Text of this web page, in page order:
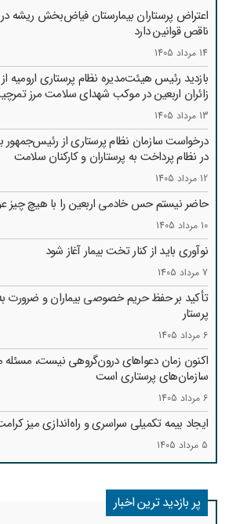
اعتراض پرستاران بیمارستان فیاض‌بخش ریشه
ناقص قوانین دارد
14 مرداد 1405
بازدید رئیس هیئت‌مدیره نظام پرستاری ارومیه
زائران اربعین در موکب شهدای سلامت مرز
13 مرداد 1405
درخواست سازمان نظام پرستاری از رئیس‌جمهور
در نظام پرداخت به پرستاران و کارکنان سلامت
12 مرداد 1405
حاضر نیستم حس خادمی اربعین را با هیچ چیز
10 مرداد 1405
نوآوری باید از کنار تخت بیمار آغاز شود
7 مرداد 1405
تأکید بر حفظ حریم خصوصی بیماران و ضرورت
پرستار
6 مرداد 1405
اکنون زمان دعواهای درون‌گروهی نیست، مسئله
سازمان‌های پرستاری است
6 مرداد 1405
ایجاد بیمه تکمیلی سراسری و راه‌اندازی میز
5 مرداد 1405
پر بازدید ترین اخبار